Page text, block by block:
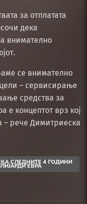
за отплатата
дека
внимателно
се внимателно
– сервисирање
средства за
е концептот врз кој
– рече Димитриеска
СЛЕДНИТЕ 4 ГОДИНИ
ЕВРА